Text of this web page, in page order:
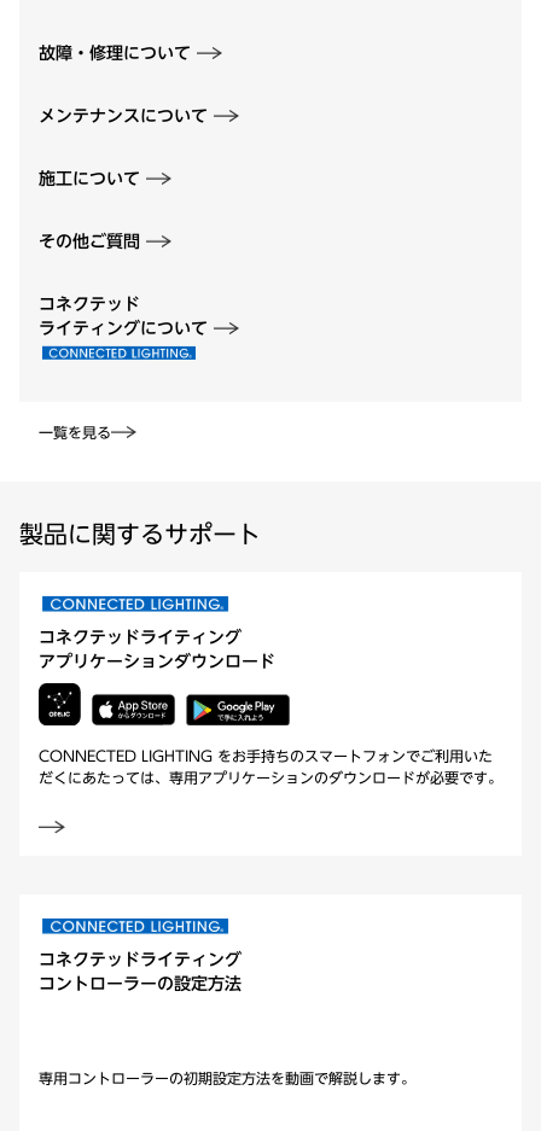
故障・修理について
メンテナンスについて
施工について
その他ご質問
コネクテッド
ライティングについて
一覧を見る
製品に関するサポート
コネクテッドライティング
アプリケーションダウンロード
CONNECTED LIGHTING をお手持ちのスマートフォンでご利用いた
だくにあたっては、専用アプリケーションのダウンロードが必要です。
コネクテッドライティング
コントローラーの設定方法
専用コントローラーの初期設定方法を動画で解説します。